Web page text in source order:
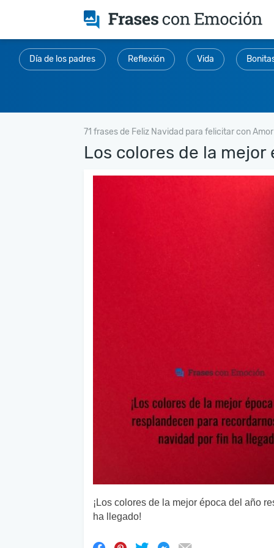
Día de los padres Reflexión Vida
71 frases de Feliz Navidad para felicitar con Amor
Los colores de la mejor
¡Los colores de la mejor época del año
ha llegado!